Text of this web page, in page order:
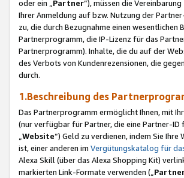
oder ein „Partner“), müssen die
Ihrer Anmeldung auf bzw. Nutzung der
zu, die durch Bezugnahme einen
Partnerprogramm, die IP-Lizenz für das
Partnerprogramm). Inhalte, die du auf der
des Verbots von Kundenrezensionen, die
durch.
1.Beschreibung des
Das Partnerprogramm ermöglicht Ihnen, mit
(nur verfügbar für Partner, die eine Partner-ID
Website“) Geld zu verdienen, indem Sie Ihre
ist, einer anderen im Vergütungskatalog für
Alexa Skill (über das Alexa Shopping Kit)
markierten Link-Formate verwenden („